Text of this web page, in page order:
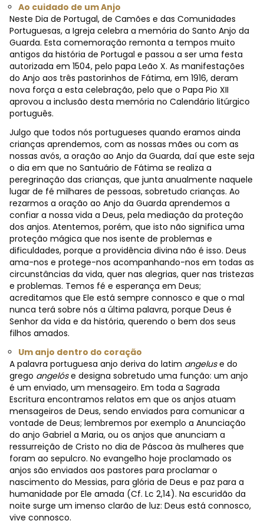
Ao cuidado de um Anjo
Neste Dia de Portugal, de Camões e das Comunidades
Portuguesas, a Igreja celebra a memória do Santo Anjo da
Guarda. Esta comemoração remonta a tempos muito
antigos da história de Portugal e passou a ser uma festa
autorizada em 1504, pelo papa Leão X. As manifestações
do Anjo aos três pastorinhos de Fátima, em 1916, deram
nova força a esta celebração, pelo que o Papa Pio XII
aprovou a inclusão desta memória no Calendário litúrgico
português.
Julgo que todos nós portugueses quando eramos ainda
crianças aprendemos, com as nossas mães ou com as
nossas avós, a oração ao Anjo da Guarda, daí que este seja
o dia em que no Santuário de Fátima se realiza a
peregrinação das crianças, que junta anualmente naquele
lugar de fé milhares de pessoas, sobretudo crianças. Ao
rezarmos a oração ao Anjo da Guarda aprendemos a
confiar a nossa vida a Deus, pela mediação da proteção
dos anjos. Atentemos, porém, que isto não significa uma
proteção mágica que nos isente de problemas e
dificuldades, porque a providência divina não é isso. Deus
ama-nos e protege-nos acompanhando-nos em todas as
circunstâncias da vida, quer nas alegrias, quer nas tristezas
e problemas. Temos fé e esperança em Deus;
acreditamos que Ele está sempre connosco e que o mal
nunca terá sobre nós a última palavra, porque Deus é
Senhor da vida e da história, querendo o bem dos seus
filhos amados.
Um anjo dentro do coração
A palavra portuguesa anjo deriva do latim angeluse do
grego angelóse designa sobretudo uma função: um anjo
é um enviado, um mensageiro. Em toda a Sagrada
Escritura encontramos relatos em que os anjos atuam
mensageiros de Deus, sendo enviados para comunicar a
vontade de Deus; lembremos por exemplo a Anunciação
do anjo Gabriel a Maria, ou os anjos que anunciam a
ressurreição de Cristo no dia de Páscoa às mulheres que
foram ao sepulcro. No evangelho hoje proclamado os
anjos são enviados aos pastores para proclamar o
nascimento do Messias, para glória de Deus e paz para a
humanidade por Ele amada (Cf. Lc 2,14). Na escuridão da
noite surge um imenso clarão de luz: Deus está connosco,
vive connosco.